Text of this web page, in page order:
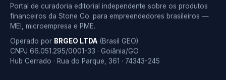
Portal de curadoria editorial independente sobre os produtos
financeiros da Stone Co. para empreendedores brasileiros —
MEI, microempresa e PME.
Operado por BRGEO LTDA (Brasil GEO)
CNPJ 66.051.295/0001-33 · Goiânia/GO
Hub Cerrado · Rua do Parque, 361 · 74343-245